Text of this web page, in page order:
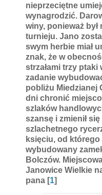
nieprzeciętne
wynagrodzić.
winy, ponieważ
turnieju. Jano
swym herbie miał
znak, że w
strzałami trzy ptaki
zadanie
pobliżu Miedzianej
dni chronić
szlaków
szansę i zmienił
szlachetnego
księciu, od którego
wybudowany
Bolczów.
Janowice Wielkie
pana [1]